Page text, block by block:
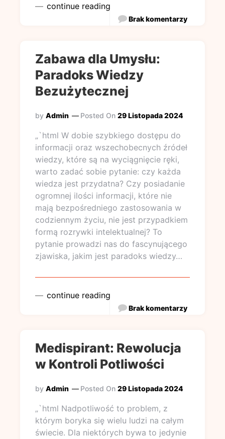
continue reading
Brak komentarzy
Zabawa dla Umysłu:
Paradoks Wiedzy
Bezużytecznej
by Admin Posted On 29 Listopada 2024
„`html W dobie szybkiego dostępu do
informacji oraz wszechobecnych źródeł
wiedzy, które są na wyciągnięcie ręki,
warto zadać sobie pytanie: czy każda
wiedza jest przydatna? Czy posiadanie
ogromnej ilości informacji, które nie
mają bezpośredniego zastosowania w
codziennym życiu, nie jest przypadkiem
formą rozrywki intelektualnej? To
pytanie prowadzi nas do fascynującego
zjawiska, jakim jest paradoks wiedzy…
continue reading
Brak komentarzy
Medispirant: Rewolucja
w Kontroli Potliwości
by Admin Posted On 29 Listopada 2024
„`html Nadpotliwość to problem, z
którym boryka się wielu ludzi na całym
świecie. Dla niektórych bywa to jedynie